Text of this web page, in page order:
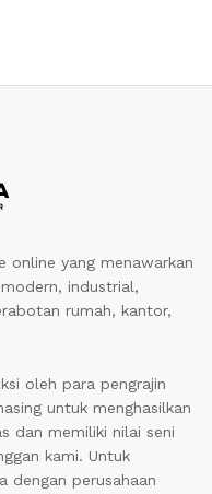
online yang menawarkan
industrial,
rumah, kantor,
oleh para pengrajin
untuk menghasilkan
dan memiliki nilai seni
kami. Untuk
dengan perusahaan